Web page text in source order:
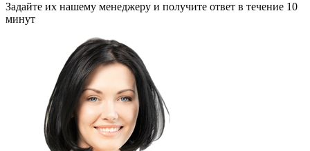
Задайте их нашему менеджеру и получите ответ в течение 10
минут